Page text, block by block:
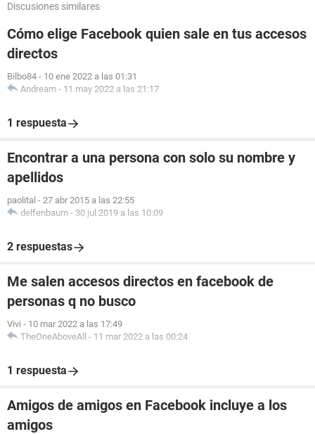
Discusiones similares
Cómo elige Facebook quien sale en tus accesos
directos
Bilbo84 - 10 ene 2022 a las 01:31
Andream - 11 may 2022 a las 21:17
1 respuesta
Encontrar a una persona con solo su nombre y
apellidos
paolital - 27 abr 2015 a las 22:55
delfenbaum - 30 jul 2019 a las 10:09
2 respuestas
Me salen accesos directos en facebook de
personas q no busco
Vivi - 10 mar 2022 a las 17:49
TheOneAboveAll - 11 mar 2022 a las 00:24
1 respuesta
Amigos de amigos en Facebook incluye a los
amigos